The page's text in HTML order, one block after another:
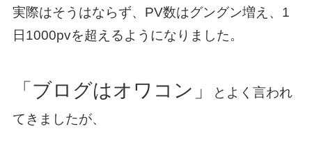
実際はそうはならず、PV数はグングン増え、1
日1000pvを超えるようになりました。
「ブログはオワコン」
とよく言われ
てきましたが、